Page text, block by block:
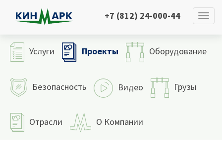
+7 (812) 24-000-44
Услуги Проекты Оборудование
Безопасность Видео Грузы
Отрасли О Компании